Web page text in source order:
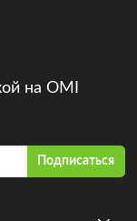
на OMI
Подписаться